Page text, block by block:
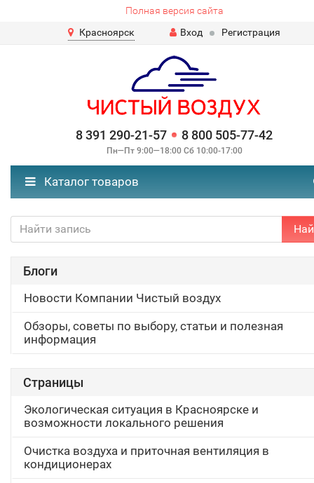
Полная версия сайта
Красноярск
Вход Регистрация
8 391 290-21-57 8 800 505-77-42
Пн—Пт 9:00—18:00 Сб 10:00-17:00
Каталог товаров
Блоги
Новости Компании Чистый воздух
Обзоры, советы по выбору, статьи и полезная
информация
Страницы
Экологическая ситуация в Красноярске и
возможности локального решения
Очистка воздуха и приточная вентиляция в
кондиционерах